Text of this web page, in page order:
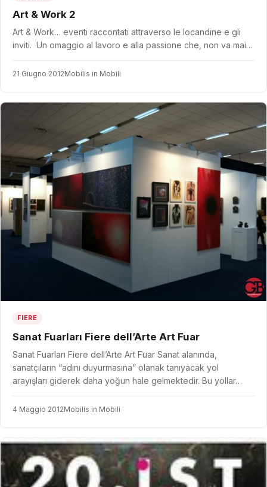
Art & Work 2
Art & Work… eventi raccontati attraverso le locandine e gli
inviti. Un omaggio al lavoro e alla passione che, non va mai…
21 Giugno 2012Mobilis in Mobili
FIERE
Sanat Fuarları Fiere dell’Arte Art Fuar
Sanat Fuarları Fiere dell’Arte Art Fuar Sanat alanında,
sanatçıların “adını duyurmasına” olanak tanıyacak yol
arayışları giderek daha yoğun hale gelmektedir. Bu yollar…
4 Maggio 2012Mobilis in Mobili